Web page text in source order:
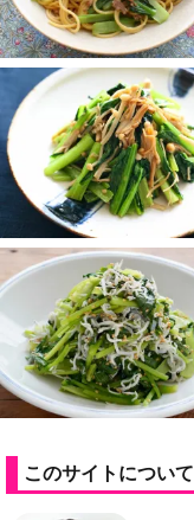
このサイトについて